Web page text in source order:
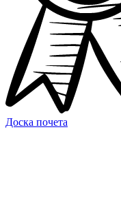
Доска почета